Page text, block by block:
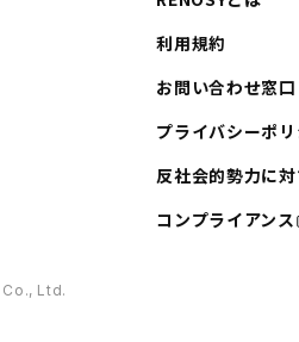
利用規約
お問い合わせ窓口
プライバシーポ
反社会的勢力に
コンプライアンス
Ltd.